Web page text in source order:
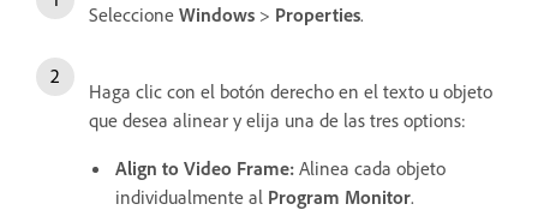
Seleccione Windows > Properties.
Haga clic con el botón derecho en el texto u objeto
que desea alinear y elija una de las tres options:
Align to Video Frame: Alinea cada objeto
individualmente al Program Monitor.